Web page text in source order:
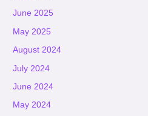
June 2025
May 2025
August 2024
July 2024
June 2024
May 2024